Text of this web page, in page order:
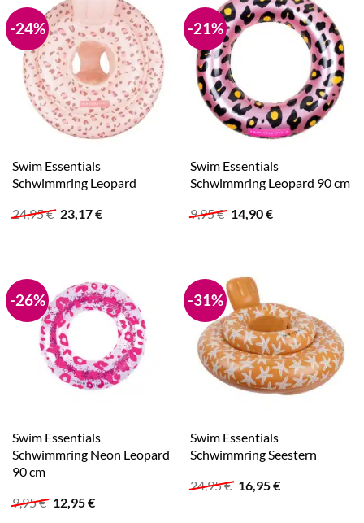
-24%
Swim Essentials
Schwimmring Leopard
24,95€ Ursprünglicher
Preis
23,17€Aktueller
-21%
Swim Essentials
Schwimmring Leopard 90 cm
9,95€ Ursprünglicher
Preis
14,90€Aktueller
-26%
Swim Essentials
Schwimmring Neon Leopard
90 cm
9,95€ Ursprünglicher
Preis
12,95€Aktueller
-31%
Swim Essentials
Schwimmring Seestern
24,95€ Ursprünglicher
Preis
16,95€Aktueller